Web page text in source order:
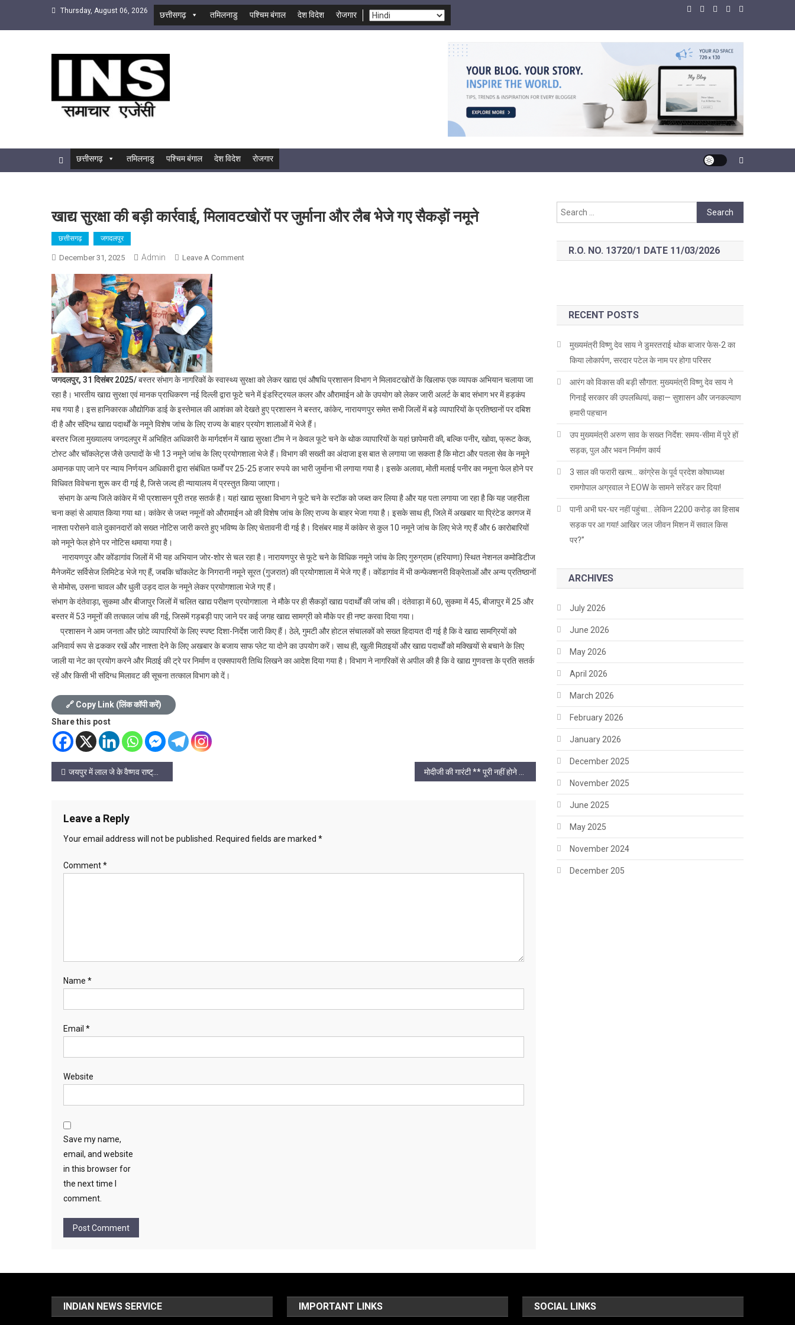
Thursday, August 06, 2026 छत्तीसगढ़ तमिलनाडु पश्चिम बंगाल देश विदेश रोजगार
छत्तीसगढ़ तमिलनाडु पश्चिम बंगाल देश विदेश रोजगार
खाद्य सुरक्षा की बड़ी कार्रवाई, मिलावटखोरों पर जुर्माना और लैब भेजे गए सैकड़ों नमूने
छत्तीसगढ़ जगदलपुर
December 31, 2025 Admin Leave A CommentOn
और
लैब
भेजे
गए
जगदलपुर, 31 दिसंबर 2025/बस्तर संभाग के नागरिकों के स्वास्थ्य सुरक्षा को लेकर खाद्य एवं औषधि प्रशासन विभाग ने मिलावटखोरों के खिलाफ एक व्यापक अभियान चलाया जा
रहा है। भारतीय खाद्य सुरक्षा एवं मानक प्राधिकरण नई दिल्ली द्वारा फूटे चने में इंडस्ट्रियल कलर और औरामाईन ओ के उपयोग को लेकर जारी अलर्ट के बाद संभाग भर में हड़कंप
मच गया है। इस हानिकारक औद्योगिक डाई के इस्तेमाल की आशंका को देखते हुए प्रशासन ने बस्तर, कांकेर, नारायणपुर समेत सभी जिलों में बड़े व्यापारियों के प्रतिष्ठानों पर दबिश
दी है और संदिग्ध खाद्य पदार्थों के नमूने विशेष जांच के लिए राज्य के बाहर प्रयोग शालाओं में भेजे हैं।
बस्तर जिला मुख्यालय जगदलपुर में अभिहित अधिकारी के मार्गदर्शन में खाद्य सुरक्षा टीम ने न केवल फूटे चने के थोक व्यापारियों के यहां छापेमारी की, बल्कि पनीर, खोवा, फ्रूट केक,
टोस्ट और चॉकलेट्स जैसे उत्पादों के भी 13 नमूने जांच के लिए प्रयोगशाला भेजे हैं। विभाग की सख्ती का अंदाजा इस बात से लगाया जा सकता है कि मोटा और पतला सेव के नमूने
अमानक पाए जाने पर न्याय निर्णयन अधिकारी द्वारा संबंधित फर्मों पर 25-25 हजार रुपये का भारी जुर्माना भी लगाया गया है। इसके अलावा, मोती मलाई पनीर का नमूना फेल होने पर
विधिवत विवेचना शुरू कर दी गई है, जिसे जल्द ही न्यायालय में प्रस्तुत किया जाएगा।
संभाग के अन्य जिले कांकेर में भी प्रशासन पूरी तरह सतर्क है। यहां खाद्य सुरक्षा विभाग ने फूटे चने के स्टॉक को जब्त कर लिया है और यह पता लगाया जा रहा है कि यह जहरीला
चना कहां से आयात किया गया था। कांकेर से जब्त नमूनों को औरामाईन ओ की विशेष जांच के लिए राज्य के बाहर भेजा गया है। इसके साथ ही, जिले में अखबार या प्रिंटेड कागज में
नाश्ता परोसने वाले दुकानदारों को सख्त नोटिस जारी करते हुए भविष्य के लिए चेतावनी दी गई है। दिसंबर माह में कांकेर से कुल 10 नमूने जांच के लिए भेजे गए हैं और 6 कारोबारियों
को नमूने फेल होने पर नोटिस थमाया गया है।
नारायणपुर और कोंडागांव जिलों में भी यह अभियान जोर-शोर से चल रहा है। नारायणपुर से फूटे चने के विधिक नमूने जांच के लिए गुरुग्राम (हरियाणा) स्थित नेशनल कमोडिटीज
मैनेजमेंट सर्विसेज लिमिटेड भेजे गए हैं, जबकि चॉकलेट के निगरानी नमूने सूरत (गुजरात) की प्रयोगशाला में भेजे गए हैं। कोंडागांव में भी कन्फेक्शनरी विक्रेताओं और अन्य प्रतिष्ठानों
से मोमोस, उसना चावल और धुली उड़द दाल के नमूने लेकर प्रयोगशाला भेजे गए हैं।
संभाग के दंतेवाड़ा, सुकमा और बीजापुर जिलों में चलित खाद्य परीक्षण प्रयोगशाला ने मौके पर ही सैकड़ों खाद्य पदार्थों की जांच की। दंतेवाड़ा में 60, सुकमा में 45, बीजापुर में 25 और
बस्तर में 53 नमूनों की तत्काल जांच की गई, जिसमें गड़बड़ी पाए जाने पर कई जगह खाद्य सामग्री को मौके पर ही नष्ट करवा दिया गया।
प्रशासन ने आम जनता और छोटे व्यापारियों के लिए स्पष्ट दिशा-निर्देश जारी किए हैं। ठेले, गुमटी और होटल संचालकों को सख्त हिदायत दी गई है कि वे खाद्य सामग्रियों को
अनिवार्य रूप से ढककर रखें और नाश्ता देने के लिए अखबार के बजाय साफ प्लेट या दोने का उपयोग करें। साथ ही, खुली मिठाइयों और खाद्य पदार्थों को मक्खियों से बचाने के लिए
जाली या नेट का प्रयोग करने और मिठाई की ट्रे पर निर्माण व एक्सपायरी तिथि लिखने का आदेश दिया गया है। विभाग ने नागरिकों से अपील की है कि वे खाद्य गुणवत्ता के प्रति सतर्क
रहें और किसी भी संदिग्ध मिलावट की सूचना तत्काल विभाग को दें।
🔗 Copy Link (लिंक कॉपी करें)
Share this post
Post
जयपुर में लाल जे के वैष्णव राष्ट्रीय उपाध्यक्ष सम्मानित हुए मोदीजी की गारंटी ** पूरी नहीं होने पर कर्मचारियों में भारी आक्रोश
Leave a Reply
Your email address will not be published. Required fields are marked *
Comment*
Name *
Email *
Website
Save my name,
email, and website
in this browser for
the next time I
comment.
Search
for:
R.O. NO. 13720/1 DATE 11/03/2026
RECENT POSTS
मुख्यमंत्री विष्णु देव साय ने डुमरतराई थोक बाजार फेस-2 का
किया लोकार्पण, सरदार पटेल के नाम पर होगा परिसर
आरंग को विकास की बड़ी सौगात: मुख्यमंत्री विष्णु देव साय ने
गिनाईं सरकार की उपलब्धियां, कहा— सुशासन और जनकल्याण
हमारी पहचान
उप मुख्यमंत्री अरुण साव के सख्त निर्देश: समय-सीमा में पूरे हों
सड़क, पुल और भवन निर्माण कार्य
3 साल की फरारी खत्म… कांग्रेस के पूर्व प्रदेश कोषाध्यक्ष
रामगोपाल अग्रवाल ने EOW के सामने सरेंडर कर दिया!
पानी अभी घर-घर नहीं पहुंचा… लेकिन 2200 करोड़ का हिसाब
सड़क पर आ गया! आखिर जल जीवन मिशन में सवाल किस
पर?”
ARCHIVES
July 2026
June 2026
May 2026
April 2026
March 2026
February 2026
January 2026
December 2025
November 2025
June 2025
May 2025
November 2024
December 205
INDIAN NEWS SERVICE IMPORTANT LINKS SOCIAL LINKS